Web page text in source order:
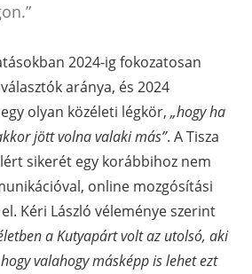
2024-ig fokozatosan
aránya, és 2024
olyan közéleti légkör, „hogy ha
jött volna valaki más”. A Tisza
sikerét egy korábbihoz nem
online mozgósítási
Kéri László véleménye szerint
a Kutyapárt volt az utolsó, aki
valahogy másképp is lehet ezt